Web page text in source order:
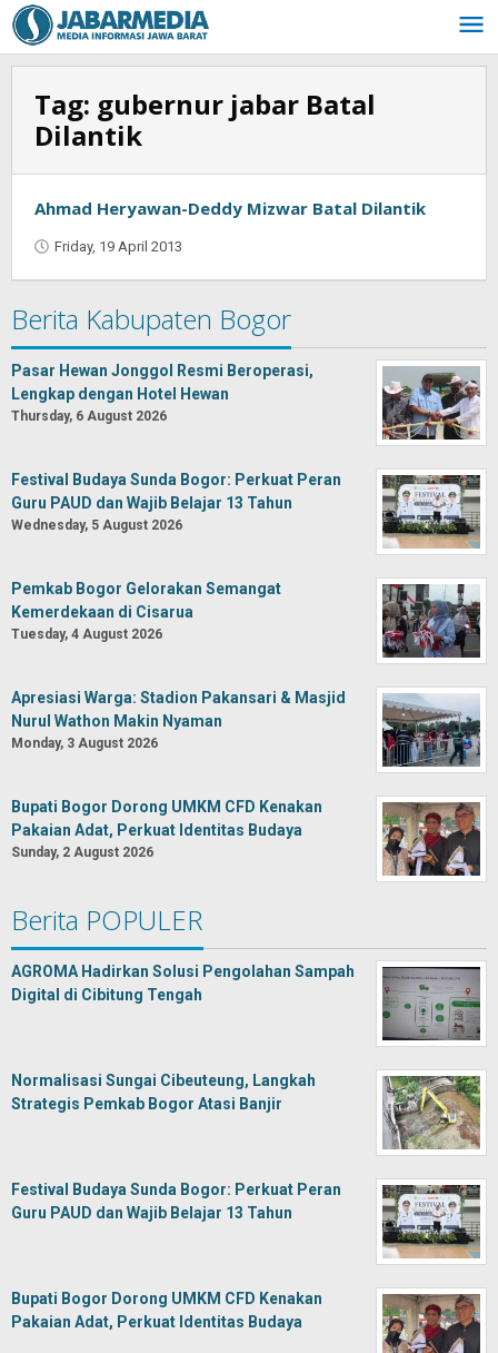
Skip
to
content
Tag: gubernur jabar Batal
Dilantik
Ahmad Heryawan-Deddy Mizwar Batal Dilantik
Friday, 19 April 2013
Berita Kabupaten Bogor
Pasar Hewan Jonggol Resmi Beroperasi,
Lengkap dengan Hotel Hewan
Thursday, 6 August 2026
Festival Budaya Sunda Bogor: Perkuat Peran
Guru PAUD dan Wajib Belajar 13 Tahun
Wednesday, 5 August 2026
Pemkab Bogor Gelorakan Semangat
Kemerdekaan di Cisarua
Tuesday, 4 August 2026
Apresiasi Warga: Stadion Pakansari & Masjid
Nurul Wathon Makin Nyaman
Monday, 3 August 2026
Bupati Bogor Dorong UMKM CFD Kenakan
Pakaian Adat, Perkuat Identitas Budaya
Sunday, 2 August 2026
Berita POPULER
AGROMA Hadirkan Solusi Pengolahan Sampah
Digital di Cibitung Tengah
Normalisasi Sungai Cibeuteung, Langkah
Strategis Pemkab Bogor Atasi Banjir
Festival Budaya Sunda Bogor: Perkuat Peran
Guru PAUD dan Wajib Belajar 13 Tahun
Bupati Bogor Dorong UMKM CFD Kenakan
Pakaian Adat, Perkuat Identitas Budaya